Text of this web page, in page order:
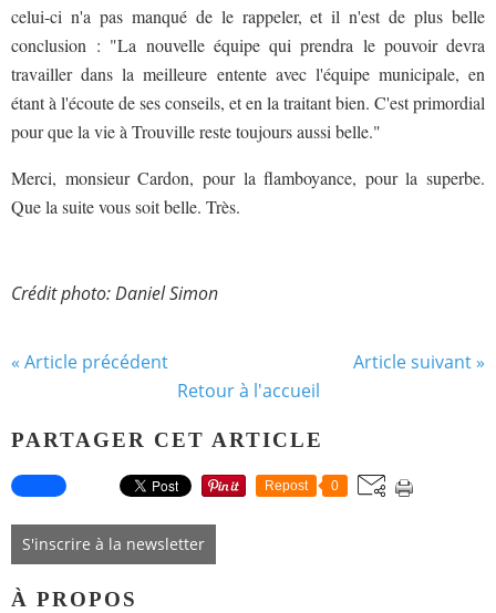
celui-ci n'a pas manqué de le rappeler, et il n'est de plus belle
conclusion : "La nouvelle équipe qui prendra le pouvoir devra
travailler dans la meilleure entente avec l'équipe municipale, en
étant à l'écoute de ses conseils, et en la traitant bien. C'est primordial
pour que la vie à Trouville reste toujours aussi belle."
Merci, monsieur Cardon, pour la flamboyance, pour la superbe.
Que la suite vous soit belle. Très.
Crédit photo: Daniel Simon
« Article précédent
Article suivant »
Retour à l'accueil
PARTAGER CET ARTICLE
Repost 0
S'inscrire à la newsletter
À PROPOS